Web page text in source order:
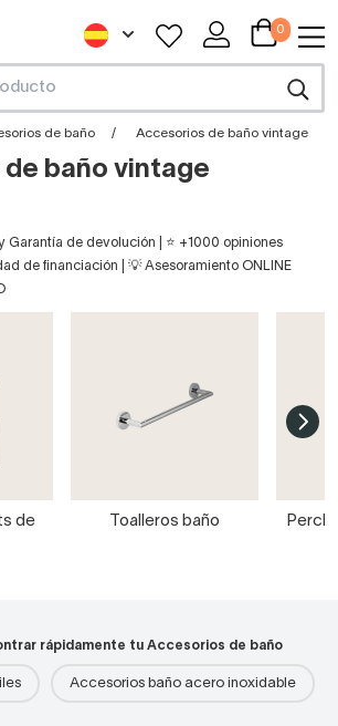
0
de baño Accesorios de baño vintage
baño vintage
Garantía de devolución | ⭐ +1000 opiniones
de financiación | 💡 Asesoramiento ONLINE
de
Toalleros baño
rápidamente tu Accesorios de baño
Accesorios baño acero inoxidable